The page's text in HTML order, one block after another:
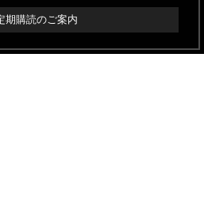
期購読のご案内